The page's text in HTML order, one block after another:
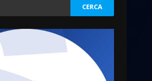
Politiche Giovanili e Mobilità
studenti universitari del